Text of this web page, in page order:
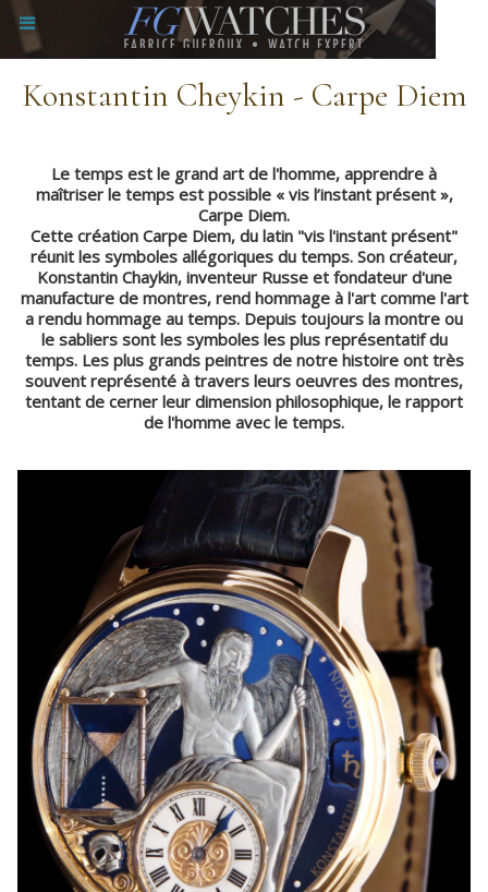
Konstantin Cheykin - Carpe Diem
Le temps est le grand art de l'homme, apprendre à
maîtriser le temps est possible « vis l’instant présent »,
Carpe Diem.
Cette création Carpe Diem, du latin "vis l'instant présent"
réunit les symboles allégoriques du temps. Son créateur,
Konstantin Chaykin, inventeur Russe et fondateur d'une
manufacture de montres, rend hommage à l'art comme l'art
a rendu hommage au temps. Depuis toujours la montre ou
le sabliers sont les symboles les plus représentatif du
temps. Les plus grands peintres de notre histoire ont très
souvent représenté à travers leurs oeuvres des montres,
tentant de cerner leur dimension philosophique, le rapport
de l'homme avec le temps.